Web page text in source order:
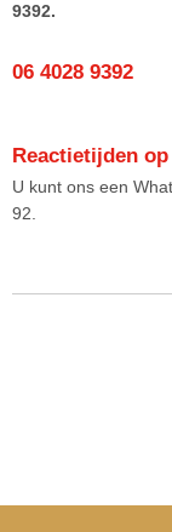
9392.
06 4028 9392
Reactietijden
U kunt ons een
92.